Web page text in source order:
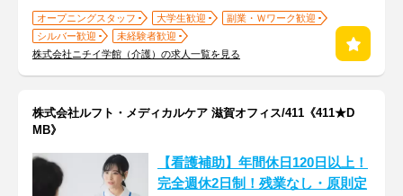
オープニングスタッフ 大学生歓迎
副業・Ｗワーク歓迎
シルバー歓迎
未経験者歓迎
株式会社ニチイ学館（介護）の求人一覧を見る
株式会社ルフト・メディカルケア 滋賀オフィス/411《411★D
MB》
【看護補助】年間休日120日以上！
完全週休2日制！残業なし・原則定